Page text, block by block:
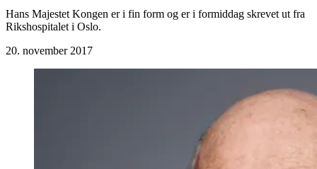
Hans Majestet Kongen er i fin form og er i formiddag skrevet ut fra
Rikshospitalet i Oslo.
20. november 2017